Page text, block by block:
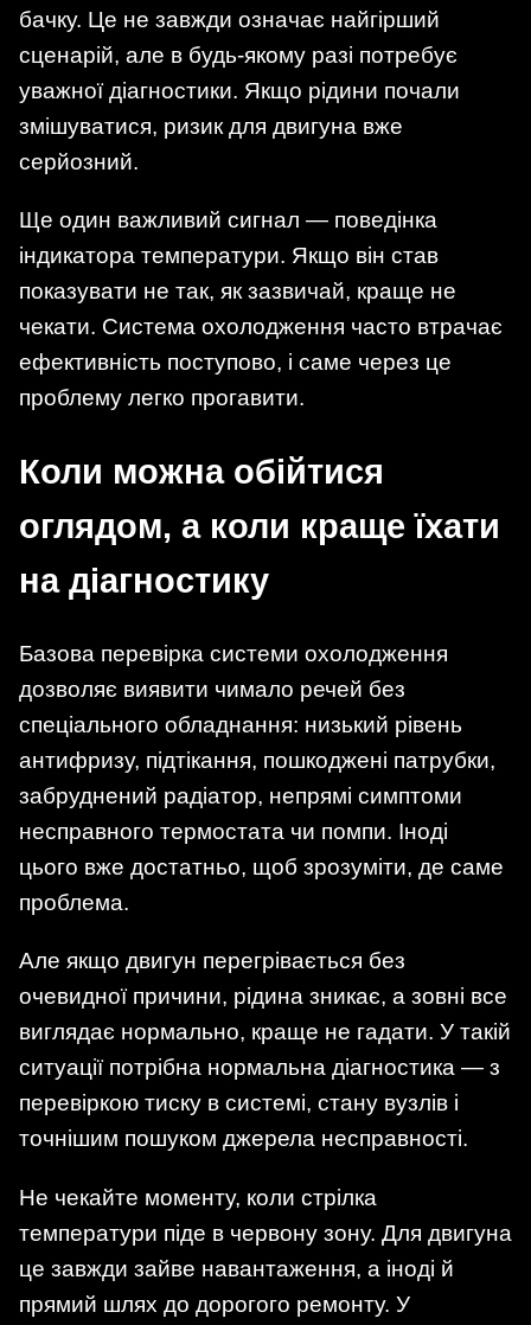
бачку. Це не завжди означає найгірший
сценарій, але в будь-якому разі потребує
уважної діагностики. Якщо рідини почали
змішуватися, ризик для двигуна вже
серйозний.
Ще один важливий сигнал — поведінка
індикатора температури. Якщо він став
показувати не так, як зазвичай, краще не
чекати. Система охолодження часто втрачає
ефективність поступово, і саме через це
проблему легко прогавити.
Коли можна обійтися
оглядом, а коли краще їхати
на діагностику
Базова перевірка системи охолодження
дозволяє виявити чимало речей без
спеціального обладнання: низький рівень
антифризу, підтікання, пошкоджені патрубки,
забруднений радіатор, непрямі симптоми
несправного термостата чи помпи. Іноді
цього вже достатньо, щоб зрозуміти, де саме
проблема.
Але якщо двигун перегрівається без
очевидної причини, рідина зникає, а зовні все
виглядає нормально, краще не гадати. У такій
ситуації потрібна нормальна діагностика — з
перевіркою тиску в системі, стану вузлів і
точнішим пошуком джерела несправності.
Не чекайте моменту, коли стрілка
температури піде в червону зону. Для двигуна
це завжди зайве навантаження, а іноді й
прямий шлях до дорогого ремонту. У